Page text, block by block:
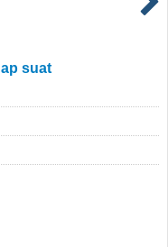
suat